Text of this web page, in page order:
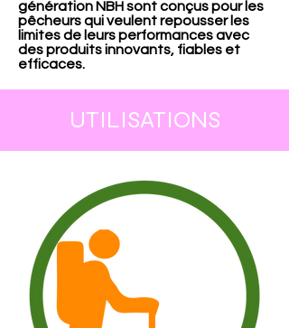
génération NBH sont conçus pour les
pêcheurs qui veulent repousser les
limites de leurs performances avec
des produits innovants, fiables et
efficaces.
UTILISATIONS